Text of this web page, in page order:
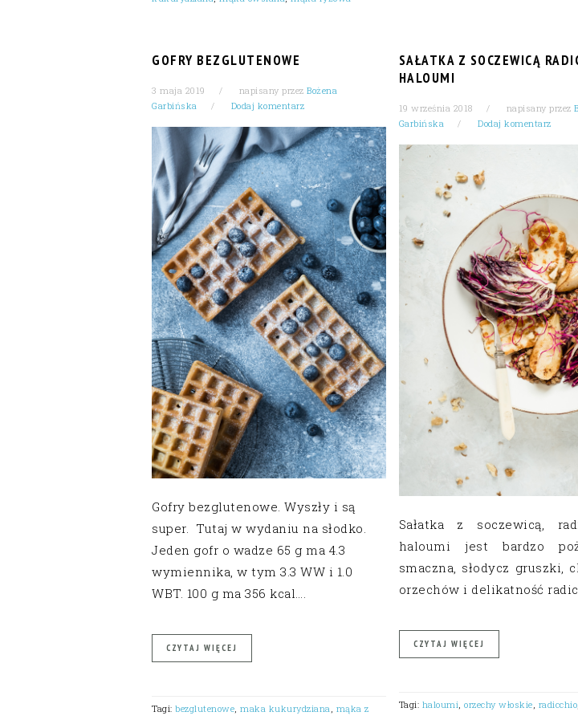
GOFRY BEZGLUTENOWE
3 maja 2019 napisany przez Bożena
Garbińska
Dodaj komentarz
Gofry bezglutenowe. Wyszły i są
super. Tutaj w wydaniu na słodko.
Jeden gofr o wadze 65 g ma 4.3
wymiennika, w tym 3.3 WW i 1.0
WBT. 100 g ma 356 kcal….
CZYTAJ WIĘCEJ
Tagi: bezglutenowe, maka kukurydziana, mąka z
SAŁATKA Z SOCZEWICĄ
HALOUMI
19 września 2018 napisany przez
Garbińska
Dodaj komentarz
Sałatka z soczewicą,
haloumi jest bardzo
smaczna, słodycz gruszki,
orzechów i delikatność
CZYTAJ WIĘCEJ
Tagi: haloumi,orzechy włoskie, radicchio